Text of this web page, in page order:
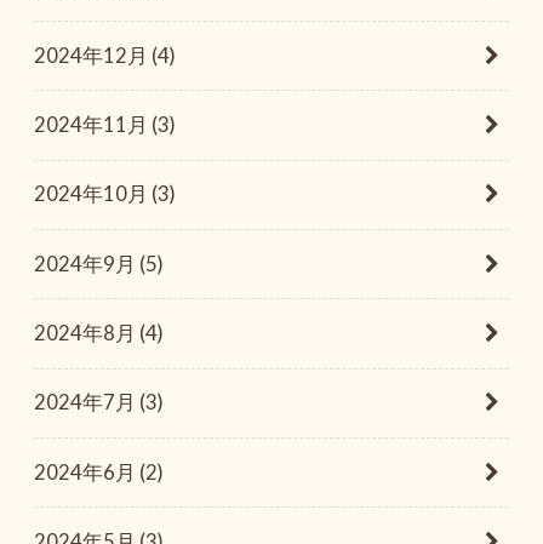
2024年12月 (4)
2024年11月 (3)
2024年10月 (3)
2024年9月 (5)
2024年8月 (4)
2024年7月 (3)
2024年6月 (2)